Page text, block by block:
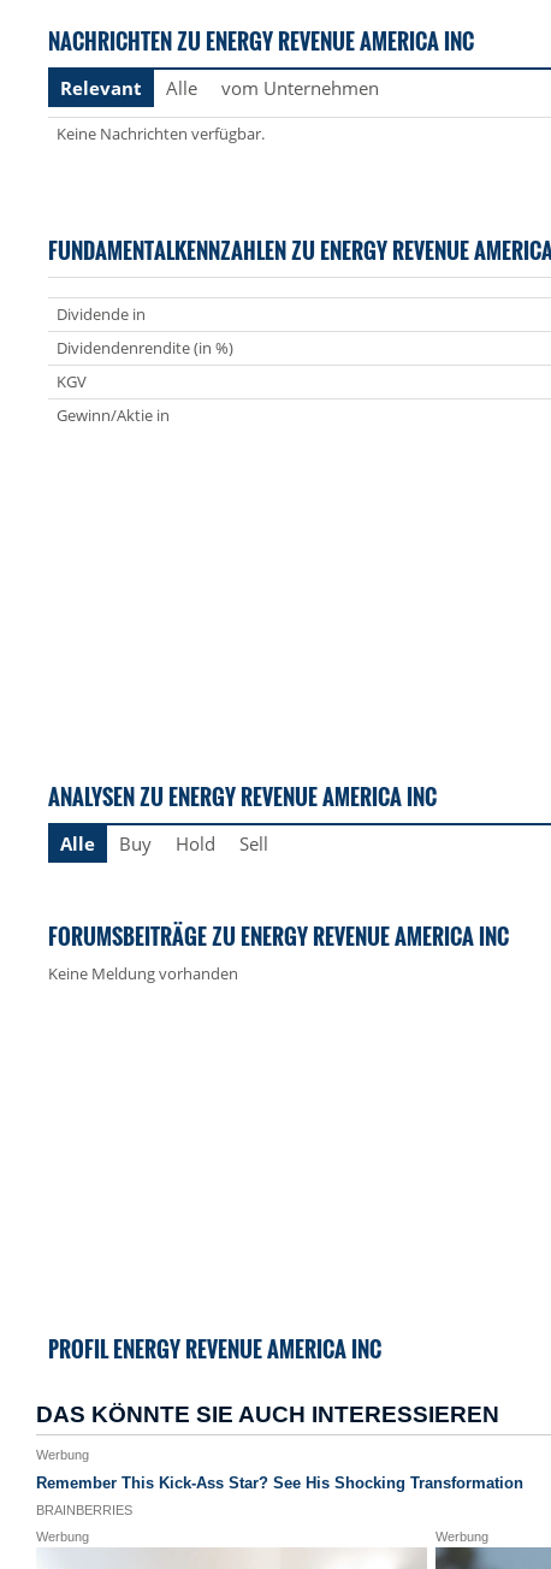
NACHRICHTEN ZU ENERGY REVENUE AMERICA INC
Relevant Alle vom Unternehmen
Keine Nachrichten verfügbar.
FUNDAMENTALKENNZAHLEN ZU ENERGY REVENUE
Dividende in
Dividendenrendite (in %)
KGV
Gewinn/Aktie in
ANALYSEN ZU ENERGY REVENUE AMERICA INC
Alle Buy Hold Sell
FORUMSBEITRÄGE ZU ENERGY REVENUE AMERICA INC
Keine Meldung vorhanden
PROFIL ENERGY REVENUE AMERICA INC